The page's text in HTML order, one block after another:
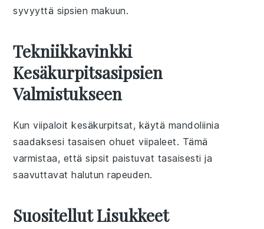
syvyyttä sipsien makuun.
Tekniikkavinkki
Kesäkurpitsasipsien
Valmistukseen
Kun viipaloitkesäkurpitsat, käytä mandoliinia
saadaksesi tasaisen ohuet viipaleet. Tämä
varmistaa, ettäsipsit paistuvat tasaisesti ja
saavuttavat halutun rapeuden.
Suositellut Lisukkeet